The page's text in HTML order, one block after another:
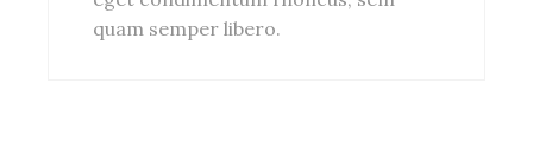
quam semper libero.